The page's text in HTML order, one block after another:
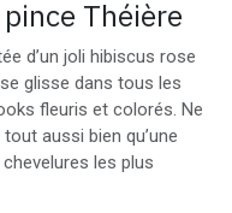
Théière
d’un joli hibiscus rose
glisse dans tous les
fleuris et colorés. Ne
aussi bien qu’une
les plus